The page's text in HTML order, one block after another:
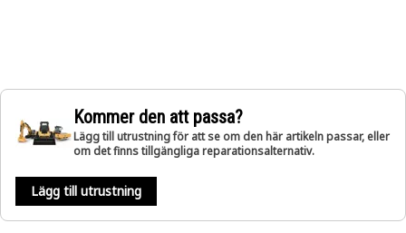
Kommer den att passa?
Lägg till utrustning för att se om den här artikeln passar, eller
om det finns tillgängliga reparationsalternativ.
Lägg till utrustning